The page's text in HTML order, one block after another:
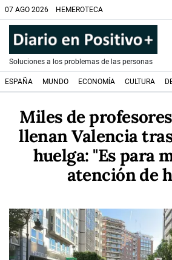
07 AGO 2026 HEMEROTECA
Soluciones a los problemas de las personas
ESPAÑA MUNDO ECONOMÍA CULTURA
Miles de
llenan Valencia
huelga: "Es para
atención de